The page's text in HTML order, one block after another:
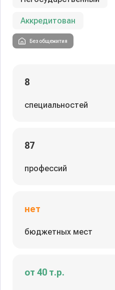
Аккредитован
Без общежития
8
специальностей
87
профессий
нет
бюджетных мест
от 40 т.р.